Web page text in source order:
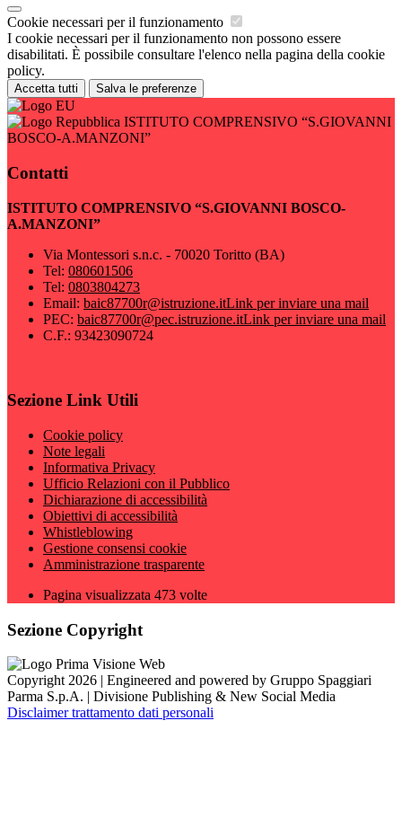
Cookie necessari per il funzionamento
I cookie necessari per il funzionamento non possono essere
disabilitati. È possibile consultare l'elenco nella pagina della cookie
policy.
Accetta tutti Salva le preferenze
ISTITUTO COMPRENSIVO “S.GIOVANNI
BOSCO-A.MANZONI”
Contatti
ISTITUTO COMPRENSIVO “S.GIOVANNI BOSCO-
A.MANZONI”
Via Montessori s.n.c. - 70020 Toritto (BA)
Tel: 080601506
Tel: 0803804273
Email: baic87700r@istruzione.itLink per inviare una mail
PEC: baic87700r@pec.istruzione.itLink per inviare una mail
C.F.: 93423090724
Sezione Link Utili
Cookie policy
Note legali
Informativa Privacy
Ufficio Relazioni con il Pubblico
Dichiarazione di accessibilità
Obiettivi di accessibilità
Whistleblowing
Gestione consensi cookie
Amministrazione trasparente
Pagina visualizzata 473 volte
Sezione Copyright
Copyright 2026 | Engineered and powered by Gruppo Spaggiari
Parma S.p.A. | Divisione Publishing & New Social Media
Disclaimer trattamento dati personali